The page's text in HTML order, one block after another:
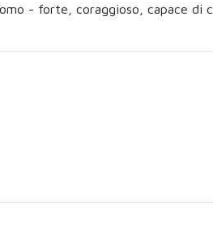
- forte, coraggioso, capace di